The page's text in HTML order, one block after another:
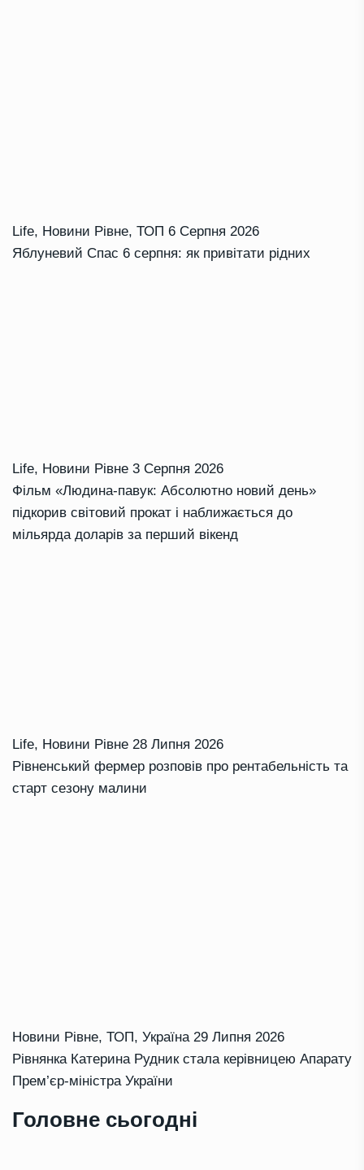
Life, Новини Рівне, ТОП 6 Серпня 2026
Яблуневий Спас 6 серпня: як привітати рідних
Life, Новини Рівне 3 Серпня 2026
Фільм «Людина-павук: Абсолютно новий день»
підкорив світовий прокат і наближається до
мільярда доларів за перший вікенд
Life, Новини Рівне 28 Липня 2026
Рівненський фермер розповів про рентабельність та
старт сезону малини
Новини Рівне, ТОП, Україна 29 Липня 2026
Рівнянка Катерина Рудник стала керівницею Апарату
Прем’єр-міністра України
Головне сьогодні